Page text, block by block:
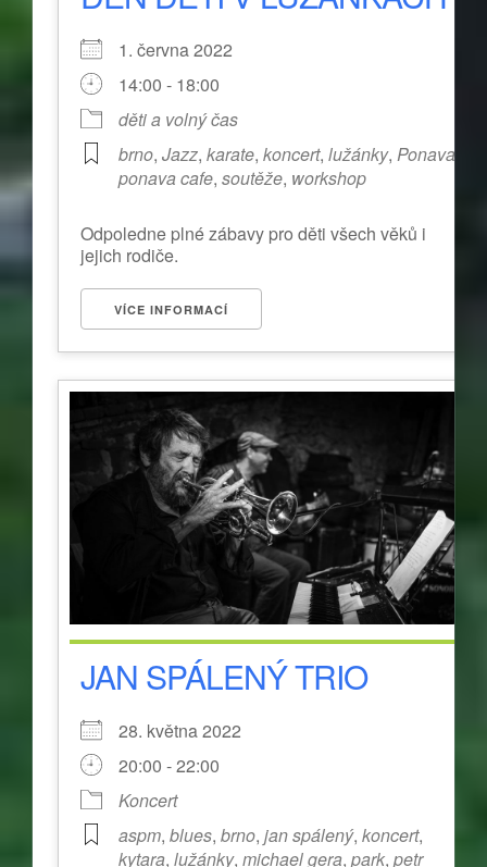
1. června 2022
14:00 - 18:00
děti a volný čas
brno,Jazz,karate,koncert,lužánky,Ponava
ponava cafe,soutěže, workshop
Odpoledne plné zábavy pro děti všech věků i
jejich rodiče.
VÍCE INFORMACÍ
JAN SPÁLENÝ TRIO
28. května 2022
20:00 - 22:00
Koncert
aspm,blues,brno,jan spálený,koncert,
kytara,lužánky,michael gera,park,petr